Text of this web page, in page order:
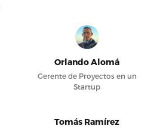
Orlando Alomá
Gerente de Proyectos en un
Startup
Tomás Ramírez